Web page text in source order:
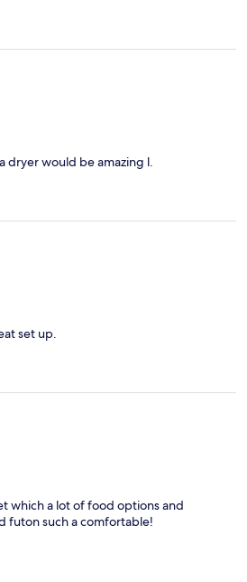
dryer would be amazing l.
set up.
which a lot of food options and
futon such a comfortable!